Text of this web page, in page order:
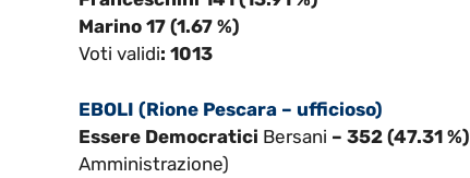
Marino 17 (1.67 %)
Voti validi: 1013
EBOLI (Rione Pescara – ufficioso)
Essere Democratici Bersani – 352 (47.31 %)
Amministrazione)